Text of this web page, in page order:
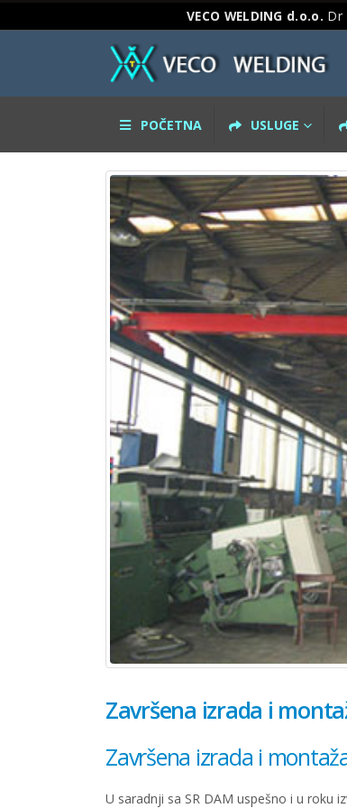
VECO WELDING d.o.o. Dr
POČETNA USLUGE
Završena izrada i
Završena izrada i
U saradnji sa SR DAM uspešno i u roku